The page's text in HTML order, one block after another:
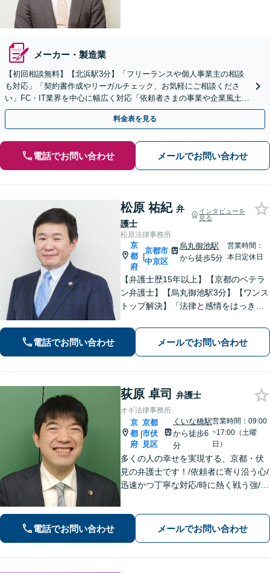
メーカー・製造業
【初回相談無料】【北浜駅3分】「フリーランスや個人事業主の相談
も対応」「契約書作成やリーガルチェック、お気軽にご相談くださ
い」FC・IT業界を中心に幅広く対応「依頼者さまの事業や企業風土を
熟知し、最適な解決策をご提案」【休日・夜間相談可】
料金表を見る
電話でお問い合わせ メールでお問い合わせ
松原 祐紀 弁
護士
インタビューを
見る
松原法律事務所
京
都
府
|
京都市
中京区
烏丸御池駅
から徒歩5分
営業時間：
本日定休日
【弁護士歴15年以上】【京都のベテラ
ン弁護士】【烏丸御池駅3分】【ワンス
トップ解決】「法律と感情をはっきり
問題、新型コロナが原因の借金、不動
産問題なども幅広く対応【女性弁護士
も在籍】【初回相談30分無料】
電話でお問い合わせ メールでお問い合わせ
荻原 卓司 弁護士
オギ法律事務所
京
都
府
|
京都
市伏
見区
くいな橋駅
から徒歩6
分
営業時間：09:00
~17:00（土曜
日）
多くの人の幸せを実現する、京都・伏
見の弁護士です！/依頼者に寄り沿う心/
迅速かつ丁寧な対応/時に熱く戦う強/解
電話でお問い合わせ メールでお問い合わせ